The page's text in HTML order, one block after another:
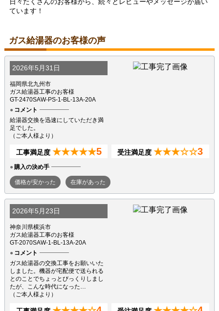
ています！
ガス給湯器のお客様の声
2026年5月31日
福岡県北九州市
ガス給湯器工事のお客様
GT-2470SAW-PS-1-BL-13A-20A
コメント
給湯器交換を迅速にしていただき満
足でした。
（ご本人様より）
工事満足度 ★★★★★5 受注満足度 ★★★☆☆3
購入の決め手
価格が安かった 在庫があった
2026年5月23日
神奈川県横浜市
ガス給湯器工事のお客様
GT-2070SAW-1-BL-13A-20A
コメント
ガス給湯器の交換工事をお願いいた
しました。機器が宅配便で送られる
とのことでちょっとびっくりしまし
たが、こんな時代になった…
（ご本人様より）